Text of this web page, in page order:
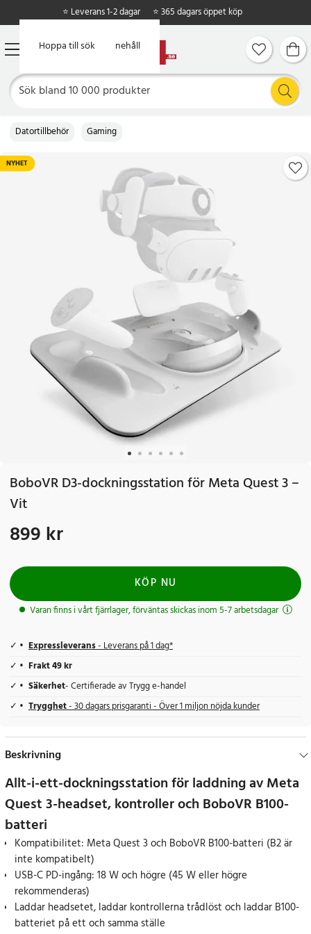
Hoppa till huvudinnehåll
Hoppa till sök
⭐ Leverans 1-2 dagar ⭐ 365 dagars öppet köp
Datortillbehör Gaming
NYHET
BoboVR D3-dockningsstation för Meta Quest 3 –
Vit
Pris:899 kr
899 kr
KÖP NU
Varan finns i vårt fjärrlager, förväntas skickas inom 5-7 arbetsdagar
Expressleverans- Leverans på 1 dag*
Frakt 49 kr
Säkerhet- Certifierade av Trygg e-handel
Trygghet- 30 dagars prisgaranti - Över 1 miljon nöjda kunder
Beskrivning
Allt-i-ett-dockningsstation för laddning av Meta
Quest 3-headset, kontroller och BoboVR B100-
batteri
Kompatibilitet: Meta Quest 3 och BoboVR B100-batteri (B2 är
inte kompatibelt)
USB-C PD-ingång: 18 W och högre (45 W eller högre
rekommenderas)
Laddar headsetet, laddar kontrollerna trådlöst och laddar B100-
batteriet på ett och samma ställe